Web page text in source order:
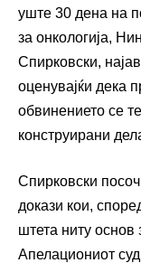
уште 30 дена на
за онкологија,
Спирковски,
оценувајќи дека
обвинението се
конструирани
Спирковски
докази кои,
штета ниту основ
Апелациониот